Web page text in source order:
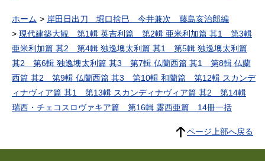
ホーム
岸田日出刀 堀口捨巳 今井兼次 藤島亥治郎編
現代建築大観 第1輯 英吉利篇 第2輯 亜米利加篇 其1 第3輯
亜米利加篇 其2 第4輯 独逸墺太利篇 其1 第5輯 独逸墺太利篇
其2 第6輯 独逸墺太利篇 其3 第7輯 仏蘭西篇 其1 第8輯 仏蘭
西篇 其2 第9輯 仏蘭西篇 其3 第10輯 和蘭篇 第12輯 スカンデ
ィナヴィア篇 其1 第13輯 スカンディナヴィア篇 其2 第14輯
瑞西・チェコスロヴァキア篇 第16輯 露西亜篇 14冊一括
ページ上部へ戻る